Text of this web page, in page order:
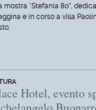
mostra “Stefania 80”,
e in corso a villa
Hotel, evento